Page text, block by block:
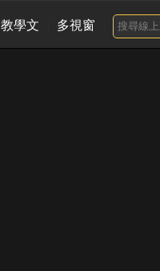
教學文 多視窗